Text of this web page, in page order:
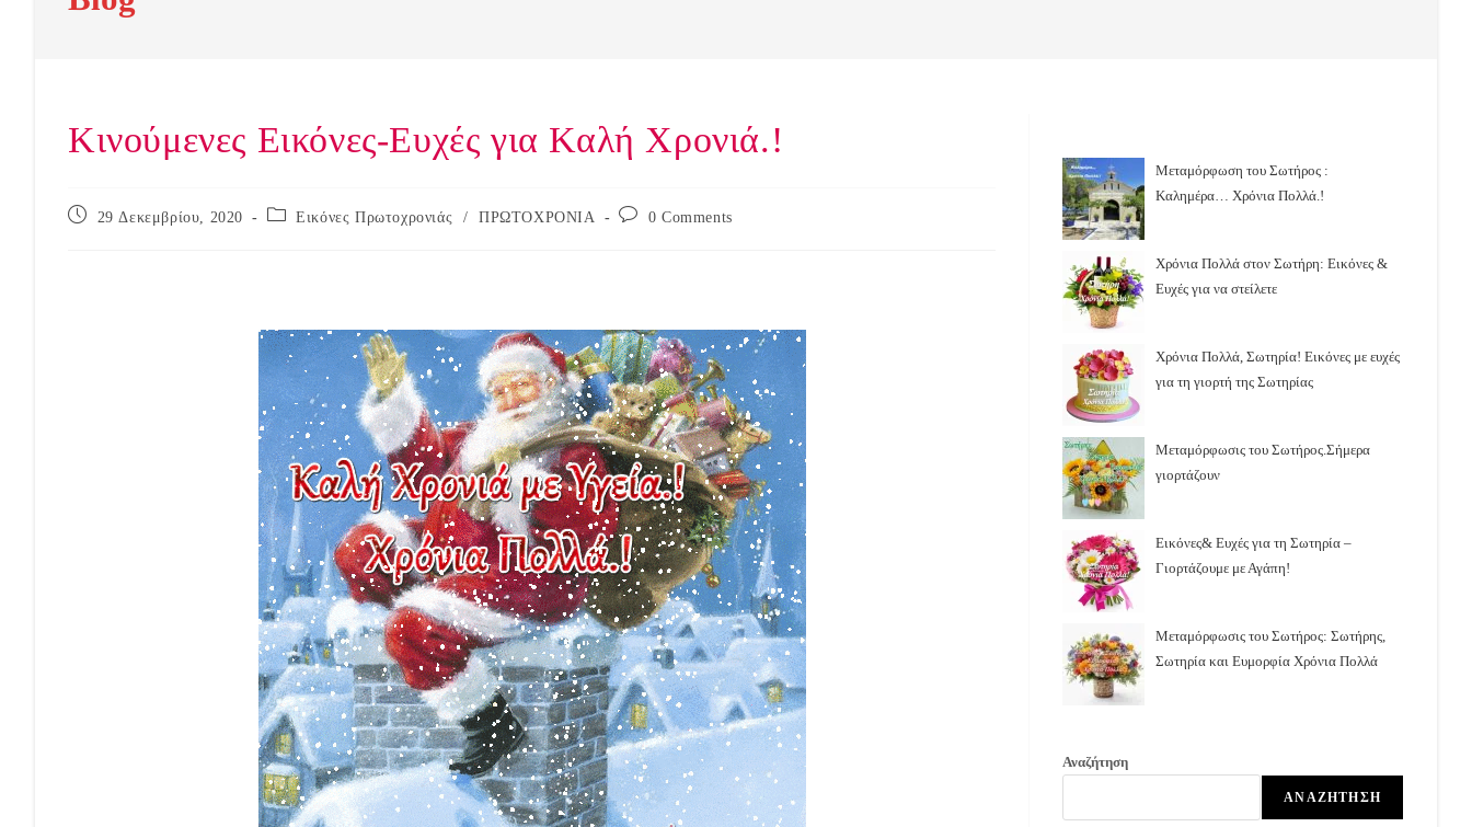
Κινούμενες Εικόνες-Ευχές για Καλή Χρονιά.!
Post
29 Δεκεμβρίου, 2020
Post Εικόνες Πρωτοχρονιάς / ΠΡΩΤΟΧΡΟΝΙΑ
Post 0 Comments
Μεταμόρφωση του Σωτήρος :
Καλημέρα… Χρόνια Πολλά.!
Χρόνια Πολλά στον Σωτήρη: Εικόνες &
Ευχές για να στείλετε
Χρόνια Πολλά, Σωτηρία! Εικόνες με ευχές
για τη γιορτή της Σωτηρίας
Μεταμόρφωσις του Σωτήρος.Σήμερα
γιορτάζουν
Εικόνες& Ευχές για τη Σωτηρία –
Γιορτάζουμε με Αγάπη!
Μεταμόρφωσις του Σωτήρος: Σωτήρης,
Σωτηρία και Ευμορφία Χρόνια Πολλά
Αναζήτηση
ΑΝΑΖΉΤΗΣΗ